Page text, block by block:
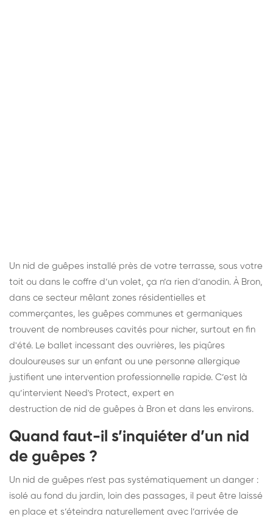
Un nid de guêpes installé près de votre terrasse, sous votre
toit ou dans le coffre d’un volet, ça n’a rien d’anodin. À Bron,
dans ce secteur mêlant zones résidentielles et
commerçantes, les guêpes communes et germaniques
trouvent de nombreuses cavités pour nicher, surtout en fin
d'été. Le ballet incessant des ouvrières, les piqûres
douloureuses sur un enfant ou une personne allergique
justifient une intervention professionnelle rapide. C’est là
qu’intervient Need's Protect, expert en
destruction de nid de guêpes à Bron et dans les environs.
Quand faut-il s’inquiéter d’un nid
de guêpes ?
Un nid de guêpes n’est pas systématiquement un danger :
isolé au fond du jardin, loin des passages, il peut être laissé
en place et s’éteindra naturellement avec l’arrivée de